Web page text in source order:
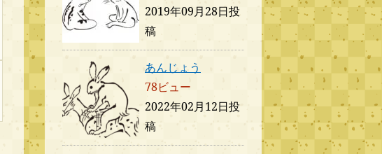
2019年09月28日投
稿
あんじょう
78ビュー
2022年02月12日投
稿